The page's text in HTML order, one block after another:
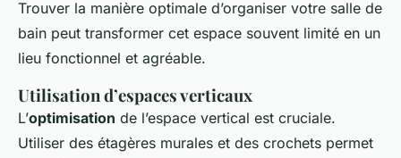
Trouver la manière optimale d’organiser votre salle de
bain peut transformer cet espace souvent limité en un
lieu fonctionnel et agréable.
Utilisation d’espaces verticaux
L’optimisation de l’espace vertical est cruciale.
Utiliser des étagères murales et des crochets permet